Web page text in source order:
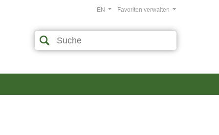
Favoriten verwalten
EN